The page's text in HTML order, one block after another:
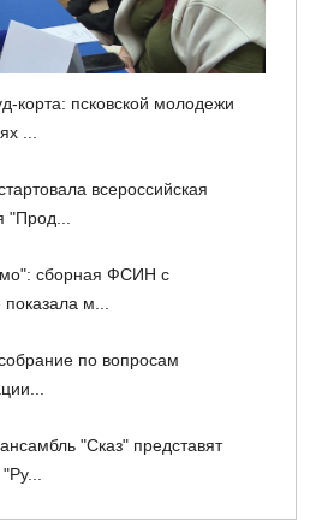
корта: псковской молодежи
...
всероссийская
"Прод...
сборная ФСИН с
м...
по вопросам
"Сказ" представят